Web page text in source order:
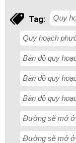
Tag: Quy
Quy hoạch
Bản đồ quy
Bản đồ quy
Bản đồ quy
Đường sẽ mở ở
Đường sẽ mở ở